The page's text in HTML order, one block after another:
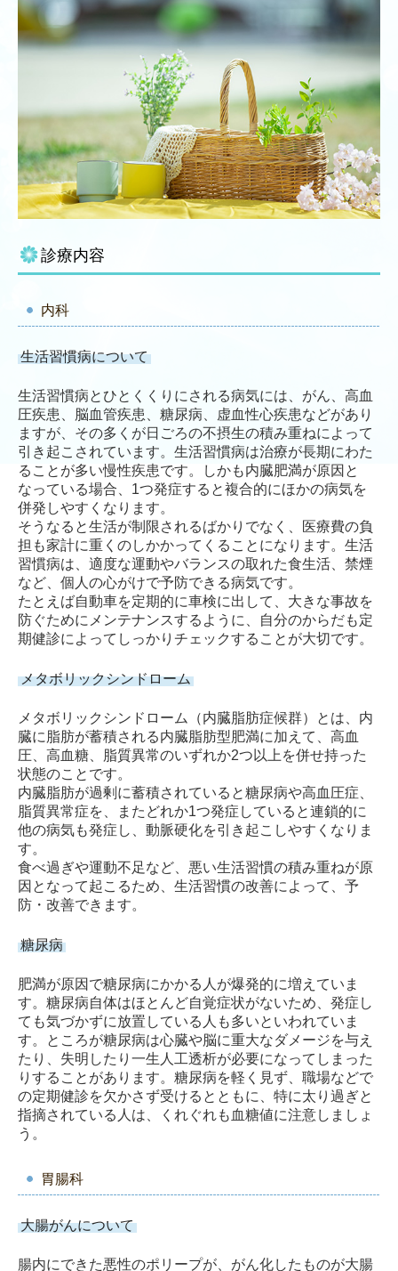
診療内容
内科
生活習慣病について
生活習慣病とひとくくりにされる病気には、がん、高血
圧疾患、脳血管疾患、糖尿病、虚血性心疾患などがあり
ますが、その多くが日ごろの不摂生の積み重ねによって
引き起こされています。生活習慣病は治療が長期にわた
ることが多い慢性疾患です。しかも内臓肥満が原因と
なっている場合、1つ発症すると複合的にほかの病気を
併発しやすくなります。
そうなると生活が制限されるばかりでなく、医療費の負
担も家計に重くのしかかってくることになります。生活
習慣病は、適度な運動やバランスの取れた食生活、禁煙
など、個人の心がけで予防できる病気です。
たとえば自動車を定期的に車検に出して、大きな事故を
防ぐためにメンテナンスするように、自分のからだも定
期健診によってしっかりチェックすることが大切です。
メタボリックシンドローム
メタボリックシンドローム（内臓脂肪症候群）とは、内
臓に脂肪が蓄積される内臓脂肪型肥満に加えて、高血
圧、高血糖、脂質異常のいずれか2つ以上を併せ持った
状態のことです。
内臓脂肪が過剰に蓄積されていると糖尿病や高血圧症、
脂質異常症を、またどれか1つ発症していると連鎖的に
他の病気も発症し、動脈硬化を引き起こしやすくなりま
す。
食べ過ぎや運動不足など、悪い生活習慣の積み重ねが原
因となって起こるため、生活習慣の改善によって、予
防・改善できます。
糖尿病
肥満が原因で糖尿病にかかる人が爆発的に増えていま
す。糖尿病自体はほとんど自覚症状がないため、発症し
ても気づかずに放置している人も多いといわれていま
す。ところが糖尿病は心臓や脳に重大なダメージを与え
たり、失明したり一生人工透析が必要になってしまった
りすることがあります。糖尿病を軽く見ず、職場などで
の定期健診を欠かさず受けるとともに、特に太り過ぎと
指摘されている人は、くれぐれも血糖値に注意しましょ
う。
胃腸科
大腸がんについて
腸内にできた悪性のポリープが、がん化したものが大腸